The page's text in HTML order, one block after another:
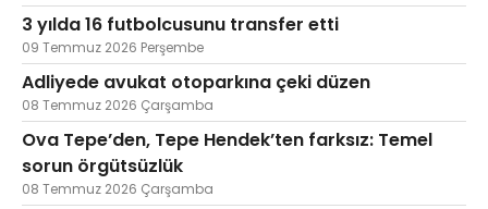
3 yılda 16 futbolcusunu transfer etti
09 Temmuz 2026 Perşembe
Adliyede avukat otoparkına çeki düzen
08 Temmuz 2026 Çarşamba
Ova Tepe’den, Tepe Hendek’ten farksız: Temel
sorun örgütsüzlük
08 Temmuz 2026 Çarşamba